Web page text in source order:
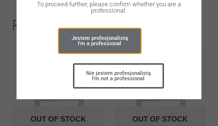
Related Products
OUT OF STOCK OUT OF STOCK
To proceed further, please confirm whether you are a
professional.
Jestem profesjonalistą
I'm a professional
Nie jestem profesjonalistą
I'm not a professional